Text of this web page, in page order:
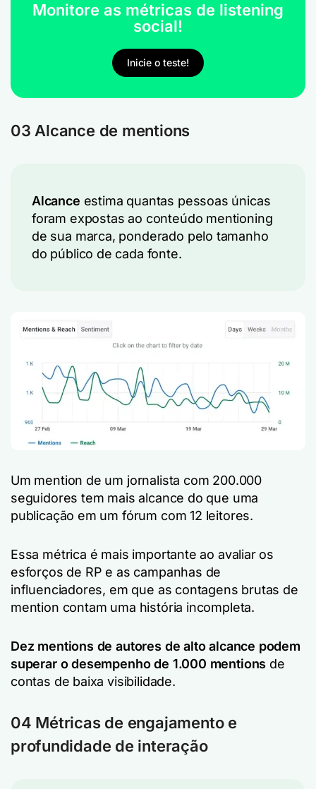
Monitore as métricas de listening
social!
Inicie o teste!
03 Alcance de mentions
Alcance estima quantas pessoas únicas
foram expostas ao conteúdo mentioning
de sua marca, ponderado pelo tamanho
do público de cada fonte.
Um mention de um jornalista com 200.000
seguidores tem mais alcance do que uma
publicação em um fórum com 12 leitores.
Essa métrica é mais importante ao avaliar os
esforços de RP e as campanhas de
influenciadores, em que as contagens brutas de
mention contam uma história incompleta.
Dez mentions de autores de alto alcance podem
superar o desempenho de 1.000 mentions de
contas de baixa visibilidade.
04 Métricas de engajamento e
profundidade de interação